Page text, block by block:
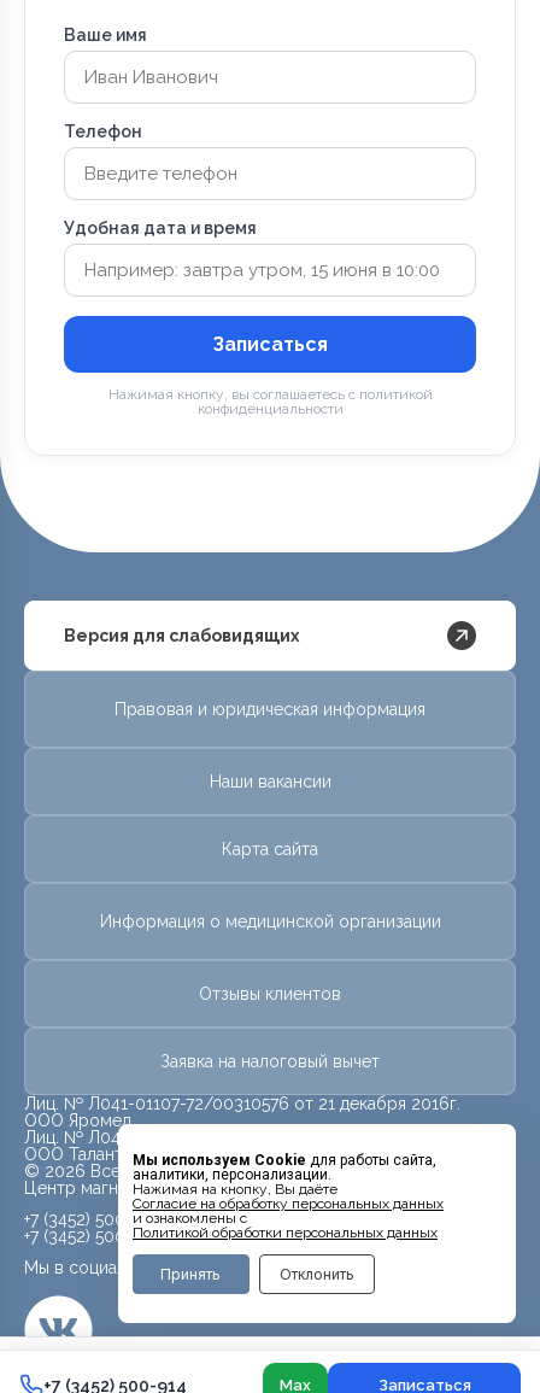
Мы используем Cookie для работы сайта,
аналитики, персонализации.
Нажимая на кнопку, Вы даёте
Cогласие на обработку персональных данных
и ознакомлены с
Политикой обработки персональных данных
Принять Отклонить
7 500 ₽ +7 (3452) 500-914
Ваше имя
Телефон
Удобная дата и время
Записаться
Нажимая кнопку, вы соглашаетесь с политикой
конфиденциальности
Версия для слабовидящих
Правовая и юридическая информация
Наши вакансии
Карта сайта
Информация о медицинской организации
Отзывы клиентов
Заявка на налоговый вычет
Лиц. № Л041-01107-72/00310576 от 21 декабря 2016г.
ООО Яромед
Лиц. № Л041-01107-72/00623073 от 31 октября 2022г.
ООО Талант
© 2026 Все права защищены.
Центр магнитно-резонансной томографии «МРТ Лидер»
Мы в социальных сетях
+7 (3452) 500-914
+7 (3452) 500-944
+7 (3452) 500-914 Max Записаться